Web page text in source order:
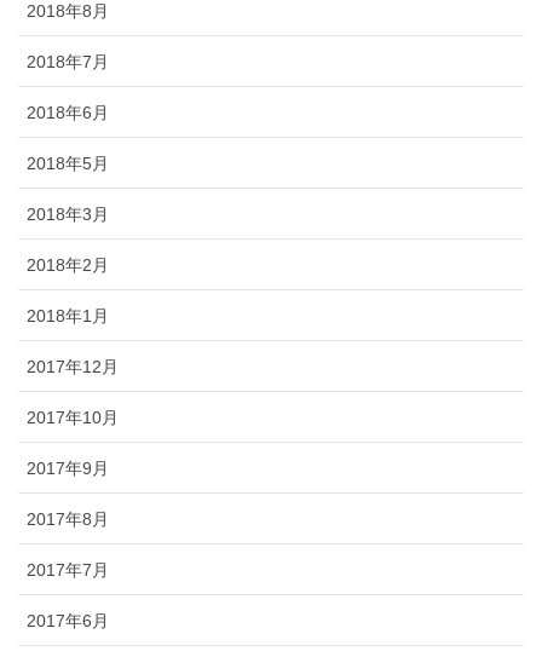
2018年8月
2018年7月
2018年6月
2018年5月
2018年3月
2018年2月
2018年1月
2017年12月
2017年10月
2017年9月
2017年8月
2017年7月
2017年6月